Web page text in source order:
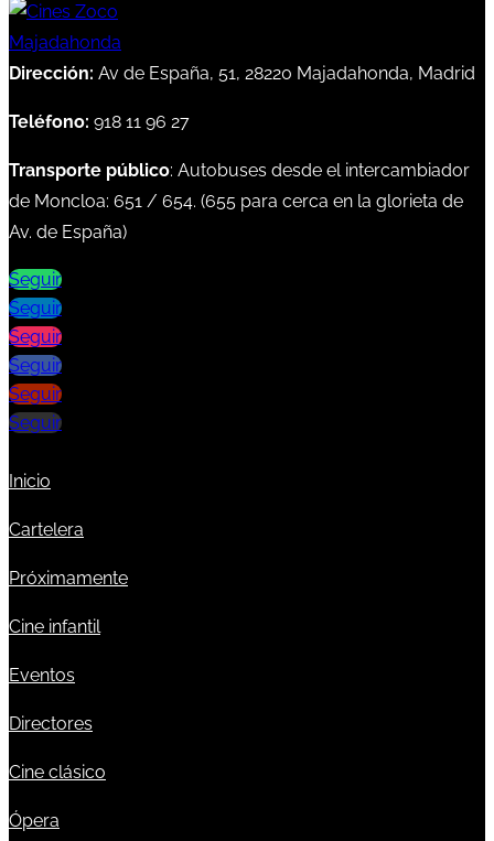
Dirección: Av de España, 51, 28220 Majadahonda, Madrid
Teléfono: 918 11 96 27
Transporte público: Autobuses desde el intercambiador
de Moncloa: 651 / 654. (655 para cerca en la glorieta de
Av. de España)
Seguir
Seguir
Seguir
Seguir
Seguir
Seguir
Inicio
Cartelera
Próximamente
Cine infantil
Eventos
Directores
Cine clásico
Ópera